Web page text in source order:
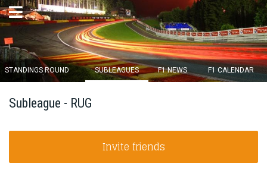
×
14d :
STANDINGS ROUND SUBLEAGUES F1 NEWS F1 CALENDAR
Subleague - RUG
Invite friends